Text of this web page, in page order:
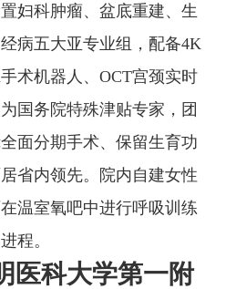
妇科肿瘤、盆底重建、生
病五大亚专业组，配备4K
术机器人、OCT宫颈实时
国务院特殊津贴专家，团
面分期手术、保留生育功
省内领先。院内自建女性
温室氧吧中进行呼吸训练
程。
医科大学第一附